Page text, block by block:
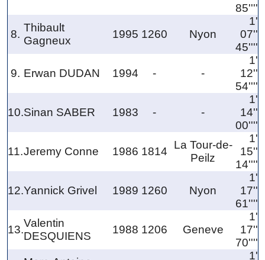
85''''
8.
Thibault
Gagneux
1995 1260 Nyon
1'
07''
45''''
9. Erwan DUDAN 1994 - -
1'
12''
54''''
10.Sinan SABER 1983 - -
1'
14''
00''''
11.Jeremy Conne 1986 1814
La Tour-de-
Peilz
1'
15''
14''''
12.Yannick Grivel 1989 1260 Nyon
1'
17''
61''''
13.
Valentin
DESQUIENS
1988 1206 Geneve
1'
17''
70''''
1'